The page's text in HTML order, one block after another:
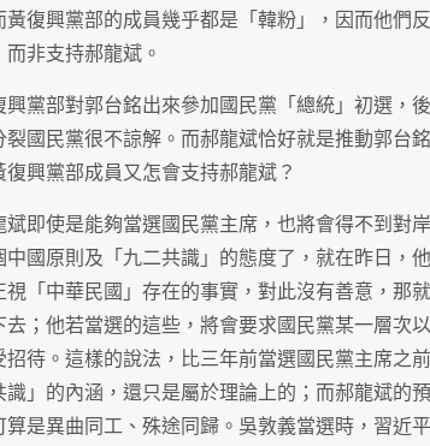
黃復興黨部的成員幾乎都是「韓粉」，因而他們
非支持郝龍斌。
興黨部對郭台銘出來參加國民黨「總統」初選，
國民黨很不諒解。而郝龍斌恰好就是推動郭台
復興黨部成員又怎會支持郝龍斌？
斌即使是能夠當選國民黨主席，也將會得不到對
中國原則及「九二共識」的態度了，就在昨日，
「中華民國」存在的事實，對此沒有善意，那
；他若當選的這些，將會要求國民黨某一層次
待。這樣的說法，比三年前當選國民黨主席之
」的內涵，還只是屬於理論上的；而郝龍斌的
算是異曲同工、殊途同歸。吳敦義當選時，習近